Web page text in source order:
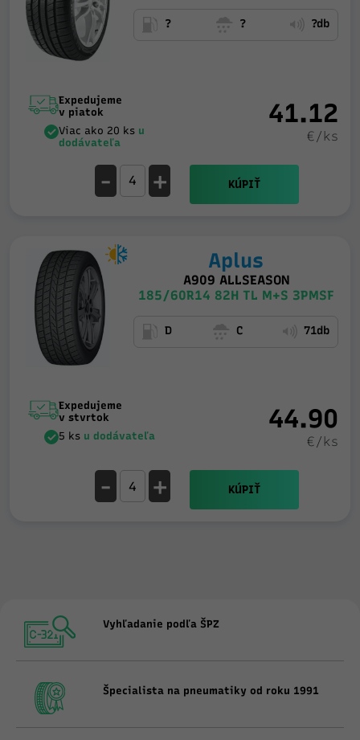
? ? ?db
Expedujeme
v piatok
Viac ako 20 ks u
dodávateľa
41.12
€/ks
- + KÚPIŤ
Aplus
A909 ALLSEASON
185/60R14 82H TL M+S 3PMSF
D C 71db
Expedujeme
v stvrtok
5 ks u dodávateľa
44.90
€/ks
- + KÚPIŤ
Vyhľadanie podľa ŠPZ
Špecialista na pneumatiky od roku 1991